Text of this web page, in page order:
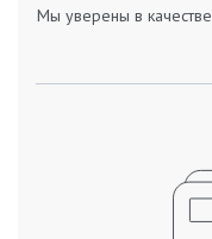
Мы уверены в